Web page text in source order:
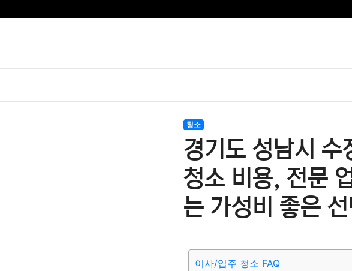
청소
경기도 성남시
청소 비용, 전문
는 가성비 좋은
이사/입주 청소 FAQ